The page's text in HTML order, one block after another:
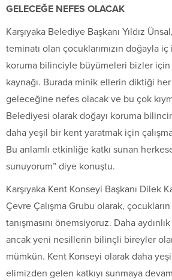
GELECEĞE NEFES OLACAK
Karşıyaka Belediye Başkanı Yıldız
teminatı olan çocuklarımızın doğayla
koruma bilinciyle büyümeleri bizler
kaynağı. Burada minik ellerin diktiği her
geleceğine nefes olacak ve bu çok
Belediyesi olarak doğayı koruma
daha yeşil bir kent yaratmak için
Bu anlamlı etkinliğe katkı sunan
sunuyorum” diye konuştu.
Karşıyaka Kent Konseyi Başkanı Dilek
Çevre Çalışma Grubu olarak,
tanışmasını önemsiyoruz. Daha
ancak yeni nesillerin bilinçli bireyler
mümkün. Kent Konseyi olarak daha
elimizden gelen katkıyı sunmaya